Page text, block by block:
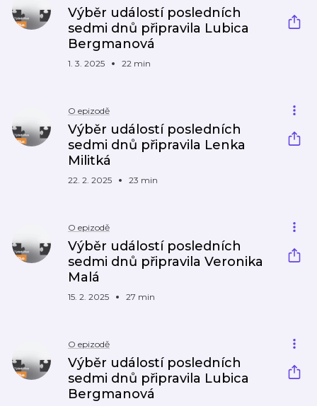
Výběr událostí posledních
sedmi dnů připravila Lubica
Bergmanová
1. 3. 2025 22 min
O epizodě
Výběr událostí posledních
sedmi dnů připravila Lenka
Militká
22. 2. 2025 23 min
O epizodě
Výběr událostí posledních
sedmi dnů připravila Veronika
Malá
15. 2. 2025 27 min
O epizodě
Výběr událostí posledních
sedmi dnů připravila Lubica
Bergmanová